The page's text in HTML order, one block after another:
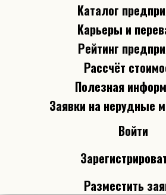
Каталог
Карьеры и
Рейтинг
Рассчёт
Полезная
Заявки на нерудные
Войти
Разместить